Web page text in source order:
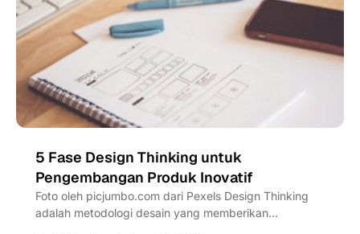
5 Fase Design Thinking untuk
Pengembangan Produk Inovatif
Foto oleh picjumbo.com dari Pexels Design Thinking
adalah metodologi desain yang memberikan